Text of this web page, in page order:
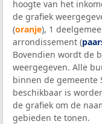
hoogte van het
de grafiek
(oranje), 1
arrondissement (
Bovendien wordt de
weergegeven. Alle
binnen de gemeente
beschikbaar is
de grafiek om de
gebieden te tonen.